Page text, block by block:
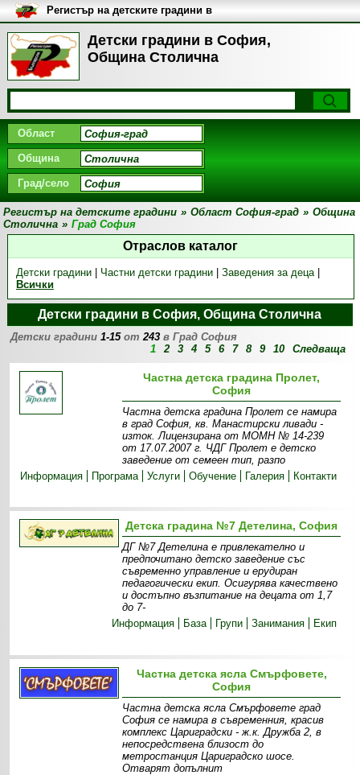
Детски градини в София,
Община Столична
Регистър на детските градини в
България
Област
Община
Град/село
Регистър на детските градини » Област София-град » Община
Столична » Град София
Отраслов каталог
Детски градини| Частни детски градини| Заведения за деца|
Всички
Детски градини в София, Община Столична
Детски градини1-15от243 в Град София
1
2 3 4 5 6 7 8 9 10 Следваща
Частна детска градина Пролет,
София
Частна детска градина Пролет се намира
в град София, кв. Манастирски ливади -
изток. Лицензирана от МОМН № 14-239
от 17.07.2007 г. ЧДГ Пролет е детско
заведение от семеен тип, разпо
Информация
Програма Услуги Обучение Галерия Контакти
Детска градина №7 Детелина, София
ДГ №7 Детелина е привлекателно и
предпочитано детско заведение със
съвременно управление и ерудиран
педагогически екип. Осигурява качествено
и достъпно възпитание на децата от 1,7
до 7-
Информация
База Групи Занимания Екип
Частна детска ясла Смърфовете,
София
Частна детска ясла Смърфовете град
София се намира в съвременния, красив
комплекс Цариградски - ж.к. Дружба 2, в
непосредствена близост до
метростанция Цариградско шосе.
Отварят допълнит